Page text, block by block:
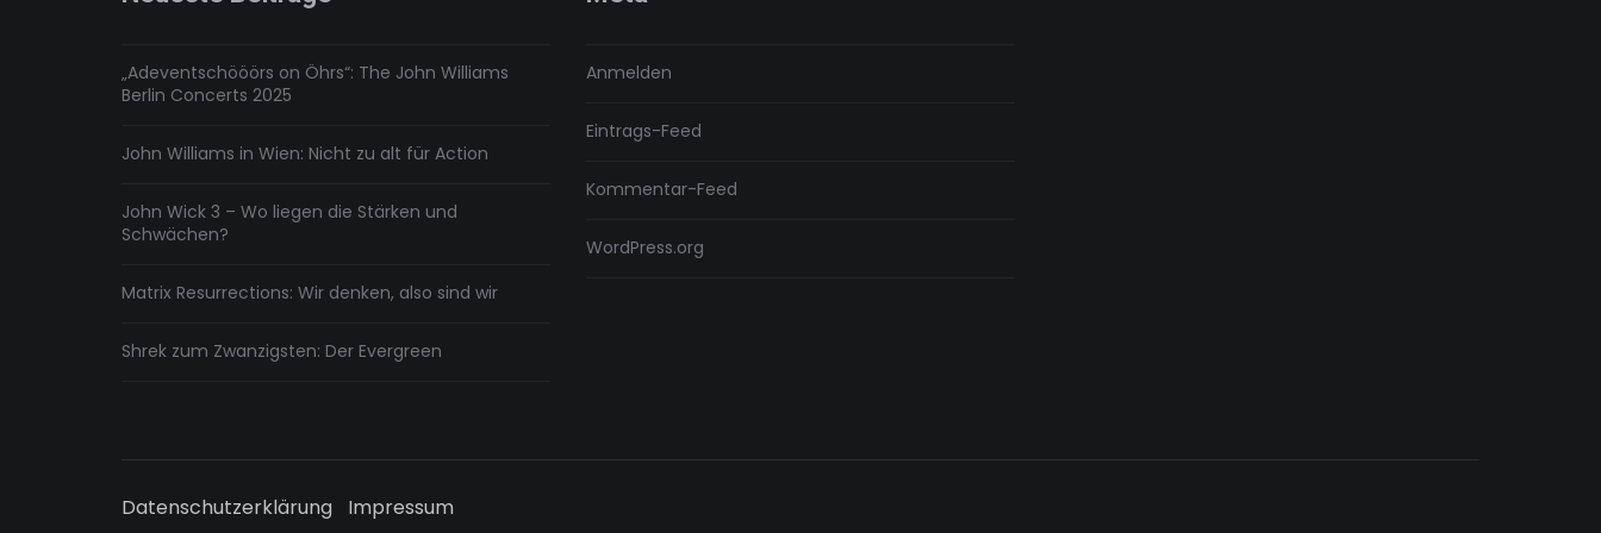
„Adeventschööörs on Öhrs“: The John Williams
Berlin Concerts 2025
John Williams in Wien: Nicht zu alt für Action
John Wick 3 – Wo liegen die Stärken und
Schwächen?
Matrix Resurrections: Wir denken, also sind wir
Shrek zum Zwanzigsten: Der Evergreen
Anmelden
Eintrags-Feed
Kommentar-Feed
WordPress.org
Datenschutzerklärung Impressum